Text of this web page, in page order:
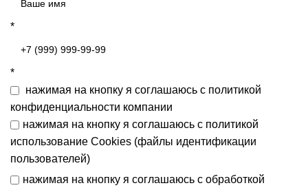
*
*
нажимая на кнопку я соглашаюсь с политикой
конфиденциальности компании
нажимая на кнопку я соглашаюсь с политикой
использование Cookies (файлы идентификации
пользователей)
нажимая на кнопку я соглашаюсь с обработкой